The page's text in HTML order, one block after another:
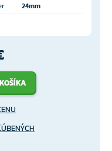
24mm